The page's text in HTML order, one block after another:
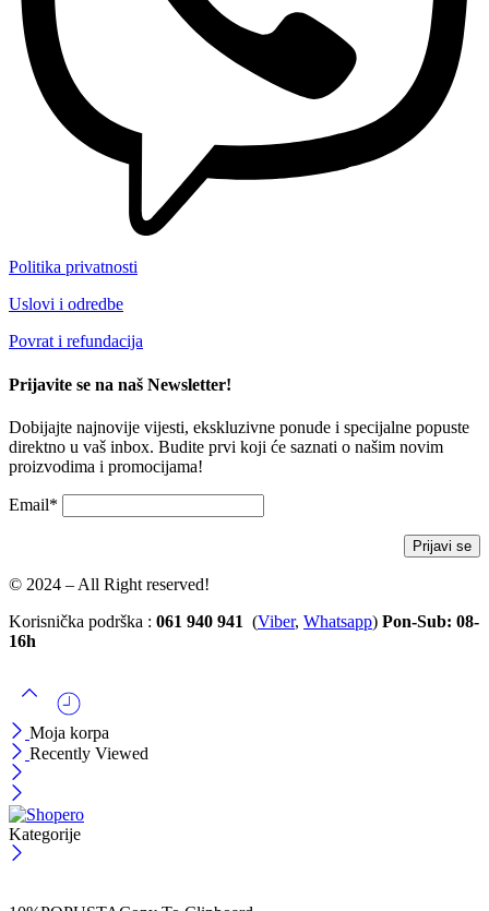
Politika privatnosti
Uslovi i odredbe
Povrat i refundacija
Prijavite se na naš Newsletter!
Dobijajte najnovije vijesti, ekskluzivne ponude i specijalne popuste
direktno u vaš inbox. Budite prvi koji će saznati o našim novim
proizvodima i promocijama!
Email*
© 2024 – All Right reserved!
Korisnička podrška : 061 940 941 (Viber, Whatsapp) Pon-Sub: 08-
16h
Moja korpa
Recently Viewed
Kategorije